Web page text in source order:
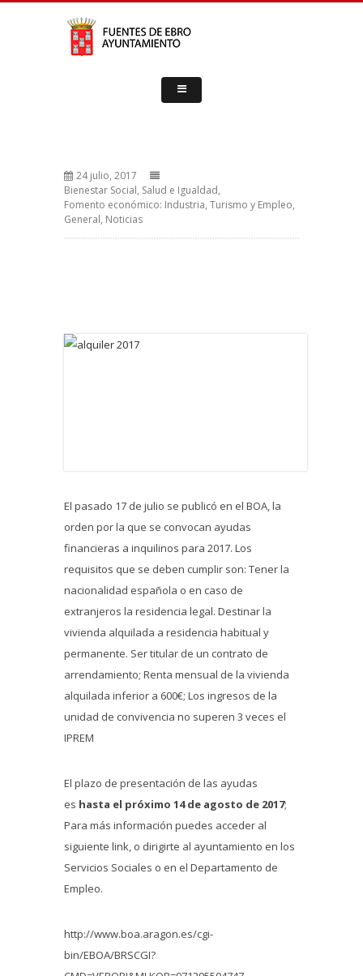
24 julio, 2017
Bienestar Social, Salud e Igualdad,
Fomento económico: Industria, Turismo y Empleo,
General, Noticias
El pasado 17 de julio se publicó en el BOA, la
orden por la que se convocan ayudas
financieras a inquilinos para 2017. Los
requisitos que se deben cumplir son: Tener la
nacionalidad española o en caso de
extranjeros la residencia legal. Destinar la
vivienda alquilada a residencia habitual y
permanente. Ser titular de un contrato de
arrendamiento; Renta mensual de la vivienda
alquilada inferior a 600€; Los ingresos de la
unidad de convivencia no superen 3 veces el
IPREM
El plazo de presentación de las ayudas
es hasta el próximo 14 de agosto de 2017;
Para más información puedes acceder al
siguiente link, o dirigirte al ayuntamiento en los
Servicios Sociales o en el Departamento de
Empleo.
http://www.boa.aragon.es/cgi-
bin/EBOA/BRSCGI?